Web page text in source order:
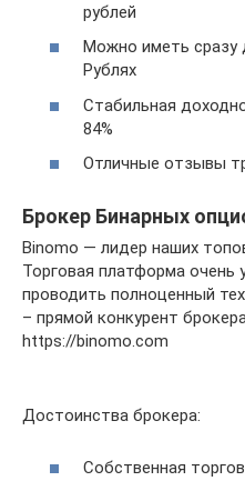
рублей
Можно иметь сразу
Рублях
Стабильная
84%
Отличные отзывы
Брокер Бинарных
Binomo — лидер наших
Торговая платформа очень
проводить полноценный
– прямой конкурент
https://binomo.com
Достоинства брокера:
Собственная